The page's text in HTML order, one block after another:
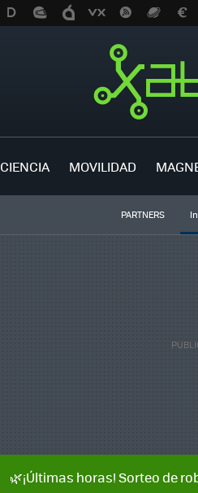
CIENCIA MOVILIDAD
PARTNERS
🌿¡Últimas horas! Sorteo de